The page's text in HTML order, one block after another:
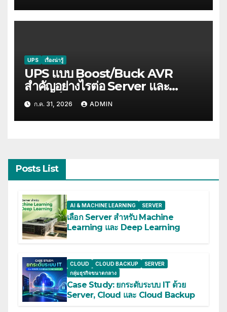
UPS เรื่องน่ารู้
UPS แบบ Boost/Buck AVR
สำคัญอย่างไรต่อ Server และ
อุปกรณ์ IT
ก.ค. 31, 2026 ADMIN
Posts List
AI & MACHINE LEARNING SERVER
เลือก Server สำหรับ Machine
Learning และ Deep Learning
CLOUD CLOUD BACKUP
SERVER
กลุ่มธุรกิจขนาดกลาง
Case Study: ยกระดับระบบ IT ด้วย
Server, Cloud และ Cloud Backup